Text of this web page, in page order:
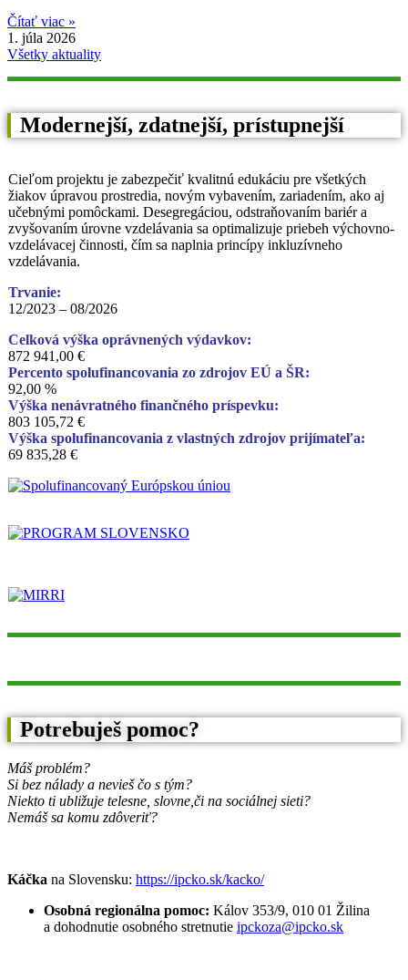
Čítať viac »
1. júla 2026
Všetky aktuality
Modernejší, zdatnejší, prístupnejší
Cieľom projektu je zabezpečiť kvalitnú edukáciu pre všetkých
žiakov úpravou prostredia, novým vybavením, zariadením, ako aj
učebnými pomôckami. Desegregáciou, odstraňovaním bariér a
zvyšovaním úrovne vzdelávania sa optimalizuje priebeh výchovno-
vzdelávacej činnosti, čím sa naplnia princípy inkluzívneho
vzdelávania.
Trvanie:
12/2023 – 08/2026
Celková výška oprávnených výdavkov:
872 941,00 €
Percento spolufinancovania zo zdrojov EÚ a ŠR:
92,00 %
Výška nenávratného finančného príspevku:
803 105,72 €
Výška spolufinancovania z vlastných zdrojov prijímateľa:
69 835,28 €
Potrebuješ pomoc?
Máš problém?
Si bez nálady a nevieš čo s tým?
Niekto ti ubližuje telesne, slovne, či na sociálnej sieti?
Nemáš sa komu zdôveriť?
Káčka na Slovensku: https://ipcko.sk/kacko/
Osobná regionálna pomoc: Kálov 353/9, 010 01 Žilina
a dohodnutie osobného stretnutie ipckoza@ipcko.sk